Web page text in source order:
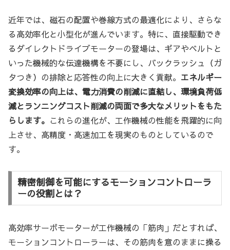
近年では、磁石の配置や巻線方式の最適化により、さらな
る高効率化と小型化が進んでいます。特に、直接駆動でき
るダイレクトドライブモーターの登場は、ギアやベルトと
いった機械的な伝達機構を不要にし、バックラッシュ（ガ
タつき）の排除と応答性の向上に大きく貢献。 エネルギー
変換効率の向上は、電力消費の削減に直結し、環境負荷低
減とランニングコスト削減の両面で多大なメリットをもた
らします。 これらの進化が、工作機械の性能を飛躍的に向
上させ、高精度・高速加工を現実のものとしているので
す。
精密制御を可能にするモーションコントローラ
ーの役割とは？
高効率サーボモーターが工作機械の「筋肉」だとすれば、
モーションコントローラーは、その筋肉を意のままに操る